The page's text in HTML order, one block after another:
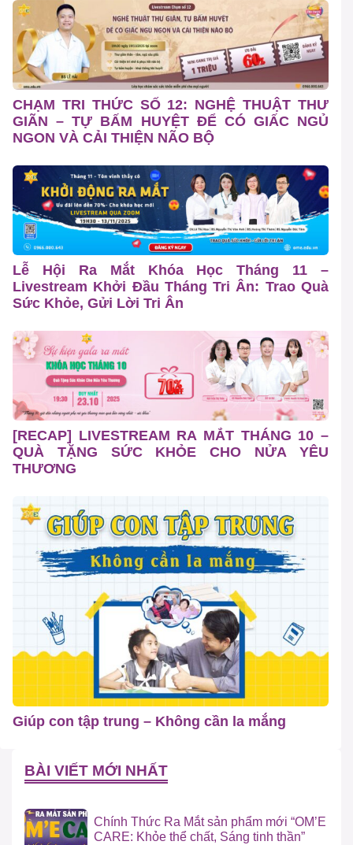
CHẠM TRI THỨC SỐ 12: NGHỆ THUẬT THƯ
GIÃN – TỰ BẤM HUYỆT ĐỂ CÓ GIẤC NGỦ
NGON VÀ CẢI THIỆN NÃO BỘ
Lễ Hội Ra Mắt Khóa Học Tháng 11 –
Livestream Khởi Đầu Tháng Tri Ân: Trao Quà
Sức Khỏe, Gửi Lời Tri Ân
[RECAP] LIVESTREAM RA MẮT THÁNG 10 –
QUÀ TẶNG SỨC KHỎE CHO NỬA YÊU
THƯƠNG
Giúp con tập trung – Không cần la mắng
BÀI VIẾT MỚI NHẤT
Chính Thức Ra Mắt sản phẩm mới “OM’E
CARE: Khỏe thể chất, Sáng tinh thần”